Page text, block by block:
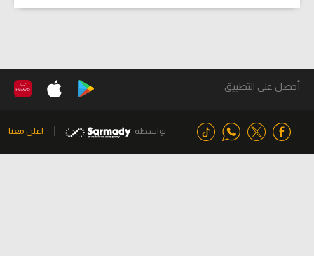
أحصل على التطبيق
بواسطة اعلن معنا